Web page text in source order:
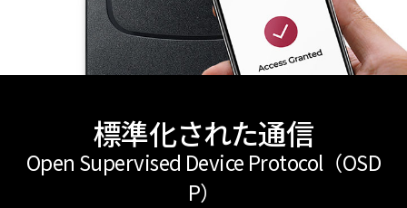
標準化された通信
Open Supervised Device Protocol（OSD
P）